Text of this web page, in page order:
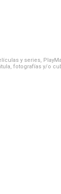
y series,
fotografías y/o